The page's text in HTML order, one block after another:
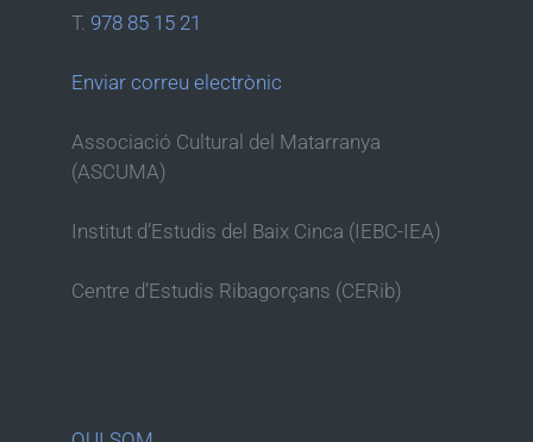
T. 978 85 15 21
Enviar correu electrònic
Associació Cultural del Matarranya
(ASCUMA)
Institut d’Estudis del Baix Cinca (IEBC-IEA)
Centre d’Estudis Ribagorçans (CERib)